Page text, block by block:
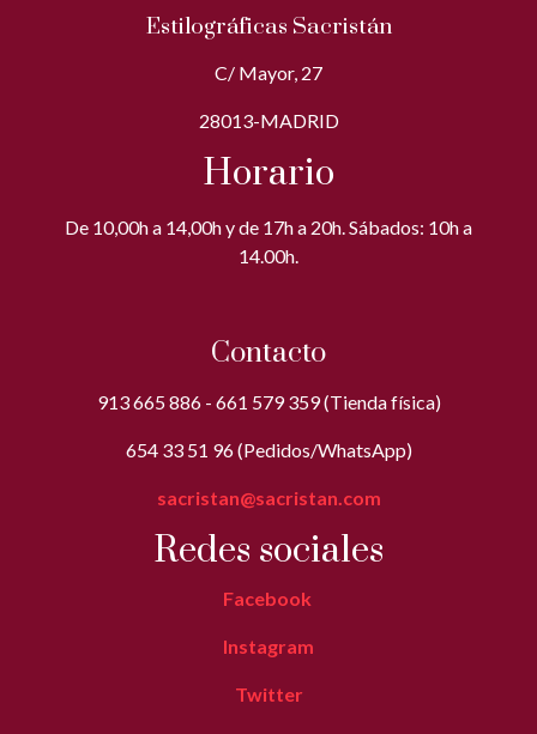
Estilográficas Sacristán
C/ Mayor, 27
28013-MADRID
Horario
De 10,00h a 14,00h y de 17h a 20h. Sábados: 10h a
14.00h.
Contacto
913 665 886 - 661 579 359 (Tienda física)
654 33 51 96 (Pedidos/WhatsApp)
sacristan@sacristan.com
Redes sociales
Facebook
Instagram
Twitter